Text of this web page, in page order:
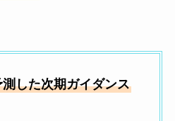
した次期ガイダンス